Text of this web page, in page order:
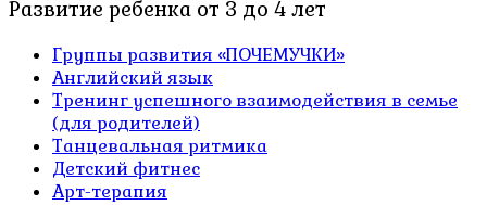
Развитие ребенка от 3 до 4 лет
Группы развития «ПОЧЕМУЧКИ»
Английский язык
Тренинг успешного взаимодействия в семье
(для родителей)
Танцевальная ритмика
Детский фитнес
Арт-терапия